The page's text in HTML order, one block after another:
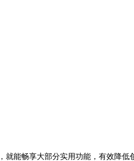
就能畅享大部分实用功能，有效降低